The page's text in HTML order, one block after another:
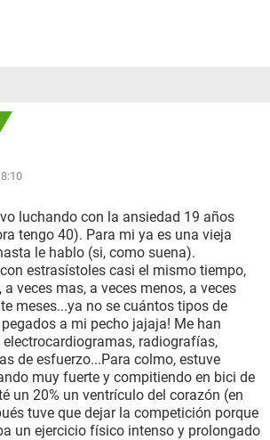
en capsulas, ¿esto podría ayudar a
respuesta. Atentamente: Ilargi.
luchando con la ansiedad 19 años
tengo 40). Para mi ya es una vieja
le hablo (si, como suena).
estrasístoles casi el mismo tiempo,
veces mas, a veces menos, a veces
meses...ya no se cuántos tipos de
a mi pecho jajaja! Me han
radiografías,
de esfuerzo...Para colmo, estuve
muy fuerte y compitiendo en bici de
un 20% un ventrículo del corazón (en
tuve que dejar la competición porque
un ejercicio físico intenso y prolongado